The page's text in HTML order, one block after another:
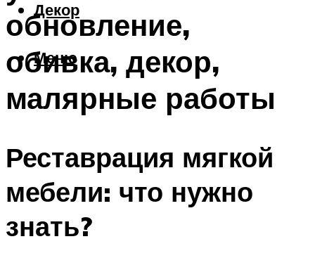
Декор
Меню
обновление,
обивка, декор,
малярные работы
Реставрация мягкой
мебели: что нужно
знать?